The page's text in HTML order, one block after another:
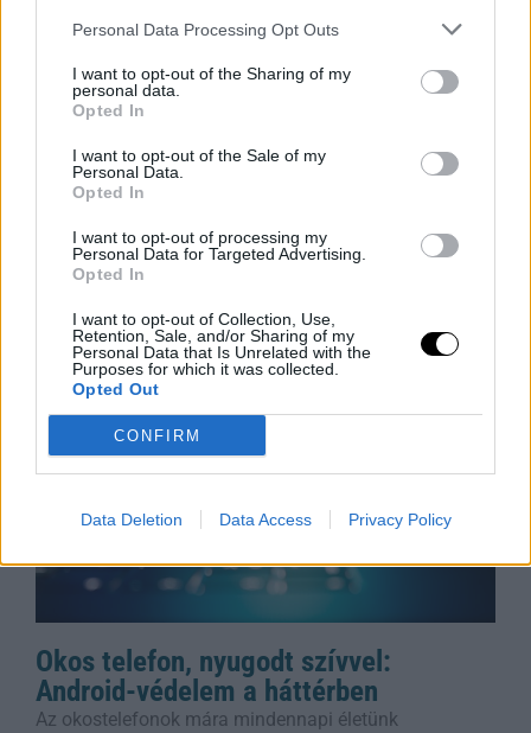
Personal Data Processing Opt Outs
I want to opt-out of the Sharing of my
personal data.
Opted In
I want to opt-out of the Sale of my
Personal Data.
Opted In
I want to opt-out of processing my
Personal Data for Targeted Advertising.
Opted In
I want to opt-out of Collection, Use,
Retention, Sale, and/or Sharing of my
Personal Data that Is Unrelated with the
Purposes for which it was collected.
Opted Out
CONFIRM
Data Deletion Data Access Privacy Policy
A Parazita Ami Felforgatja Az
Éttermek Menüjét
levette étlapjáról a friss zöldségeket, miközben a
fertőzés több száz embert érinthet. Az Egyesült
Rooby
augusztus 8, 2026
Okos telefon, nyugodt szívvel:
Android-védelem a háttérben
Az okostelefonok mára mindennapi életünk